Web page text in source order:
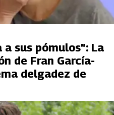
sus pómulos”: La
de Fran García-
delgadez de